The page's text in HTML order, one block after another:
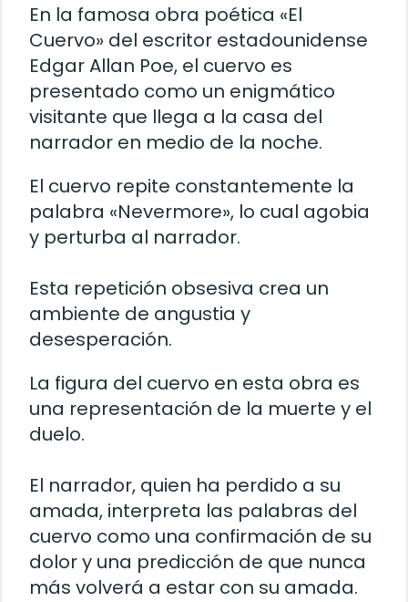
En la famosa obra poética «El
Cuervo» del escritor estadounidense
Edgar Allan Poe, el cuervo es
presentado como un enigmático
visitante que llega a la casa del
narrador en medio de la noche.
El cuervo repite constantemente la
palabra «Nevermore», lo cual agobia
y perturba al narrador.
Esta repetición obsesiva crea un
ambiente de angustia y
desesperación.
La figura del cuervo en esta obra es
una representación de la muerte y el
duelo.
El narrador, quien ha perdido a su
amada, interpreta las palabras del
cuervo como una confirmación de su
dolor y una predicción de que nunca
más volverá a estar con su amada.